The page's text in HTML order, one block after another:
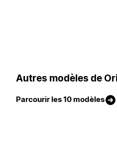
Autres modèles de
Parcourir les 10 modèles